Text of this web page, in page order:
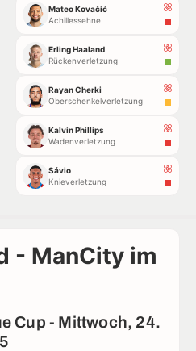
Mateo Kovačić
Achillessehne
Erling Haaland
Rückenverletzung
Rayan Cherki
Oberschenkelverletzung
Kalvin Phillips
Wadenverletzung
Sávio
Knieverletzung
- ManCity im
Cup - Mittwoch, 24.